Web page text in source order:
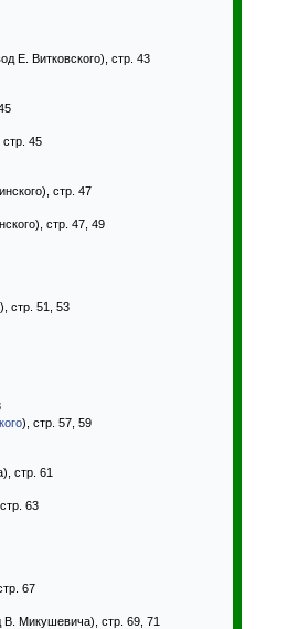
Е. Витковского), стр. 43
45
стр. 47
стр. 47, 49
), стр. 51, 53
), стр. 57, 59
стр. 61
63
67
В. Микушевича), стр. 69, 71